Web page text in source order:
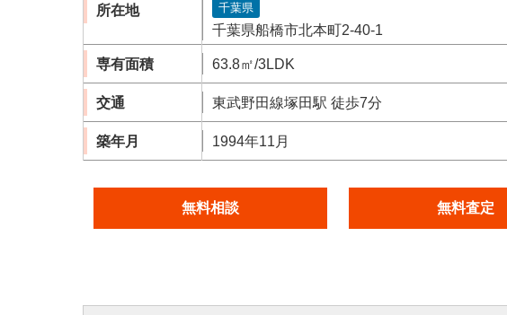
所在地 千葉県
千葉県船橋市北本町2-40-1
専有面積 63.8㎡/3LDK
交通 東武野田線塚田駅 徒歩7分
築年月 1994年11月
無料相談 無料査定